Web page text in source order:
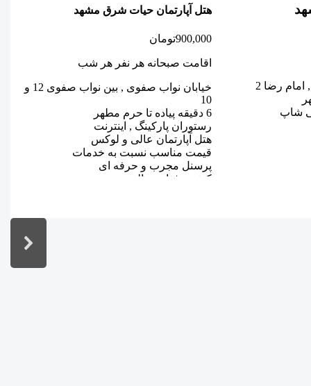
رضا 2
شاپ
هتل آپارتمان حیات شرق مشهد
900,000تومان
اقامت صبحانه هر نفر هر شب
خیابان نواب صفوی , بین نواب صفوی 12 و
10
6 دقیقه پیاده تا حرم مطهر
رستوران پارکینگ , اینترنت
هتل آپارتمان عالی و لوکس
قیمت مناسب نسبت به خدمات
پرسنل مجرب و حرفه ای
کیفیت غذایی عالی